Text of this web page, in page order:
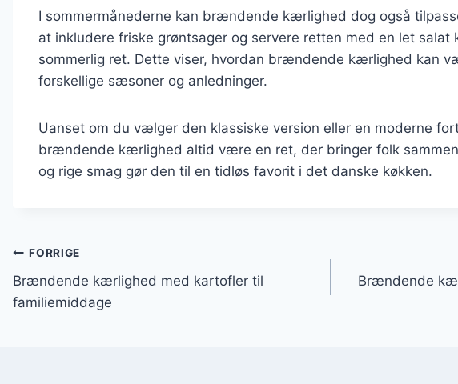
I sommermånederne kan brændende kærlighed dog også
at inkludere friske grøntsager og servere retten med en let salat
sommerlig ret. Dette viser, hvordan brændende kærlighed kan
forskellige sæsoner og anledninger.
Uanset om du vælger den klassiske version eller en moderne
brændende kærlighed altid være en ret, der bringer folk
og rige smag gør den til en tidløs favorit i det danske køkken.
Indlægsnavigation
FORRIGE
Brændende kærlighed med kartofler til
familiemiddage
Brændende